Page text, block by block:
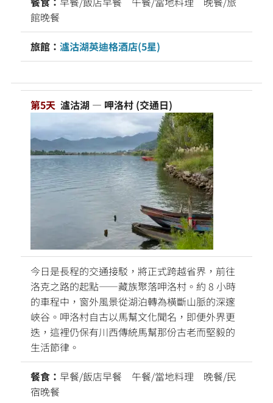
館晚餐
旅館： 瀘沽湖英迪格酒店(5星)
第5天 瀘沽湖 — 呷洛村 (交通日)
今日是長程的交通接駁，將正式跨越省界，前往
洛克之路的起點——藏族聚落呷洛村。約 8 小時
的車程中，窗外風景從湖泊轉為橫斷山脈的深邃
峽谷。呷洛村自古以馬幫文化聞名，即便外界更
迭，這裡仍保有川西傳統馬幫那份古老而堅毅的
生活節律。
餐食： 早餐/飯店早餐 午餐/當地料理 晚餐/民
宿晚餐